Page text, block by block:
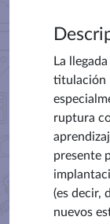
La
titulación
ruptura
presente
(es decir,
nuevos